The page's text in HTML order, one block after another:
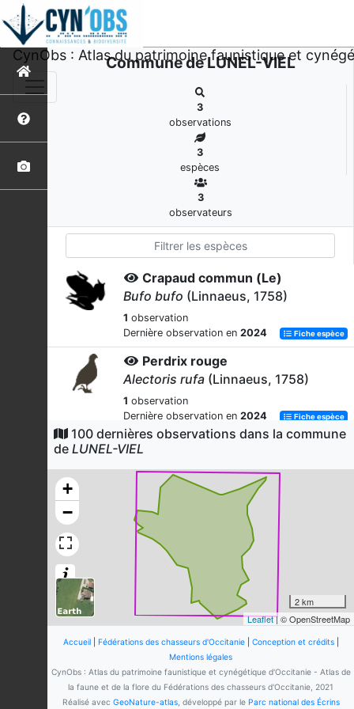
CynObs : Atlas du patrimoine faunistique et
Commune de LUNEL-VIEL
3
observations
3
espèces
3
observateurs
Crapaud commun (Le)
Bufo bufo (Linnaeus, 1758)
1 observation
Dernière observation en 2024 Fiche espèce
Perdrix rouge
Alectoris rufa (Linnaeus, 1758)
1 observation
Dernière observation en 2024 Fiche espèce
Lapin de garenne
1758)
observation
Dernière observation en
2024
100 dernières observations dans la commune
de LUNEL-VIEL
+
−
2 km
Leaflet| © OpenStreetMap
Accueil| Fédérations des chasseurs d'Occitanie| Conception et crédits|
Mentions légales
CynObs : Atlas du patrimoine faunistique et cynégétique d'Occitanie - Atlas de
la faune et de la flore du Fédérations des chasseurs d'Occitanie, 2021
Réalisé avec GeoNature-atlas, développé par le Parc national des Écrins